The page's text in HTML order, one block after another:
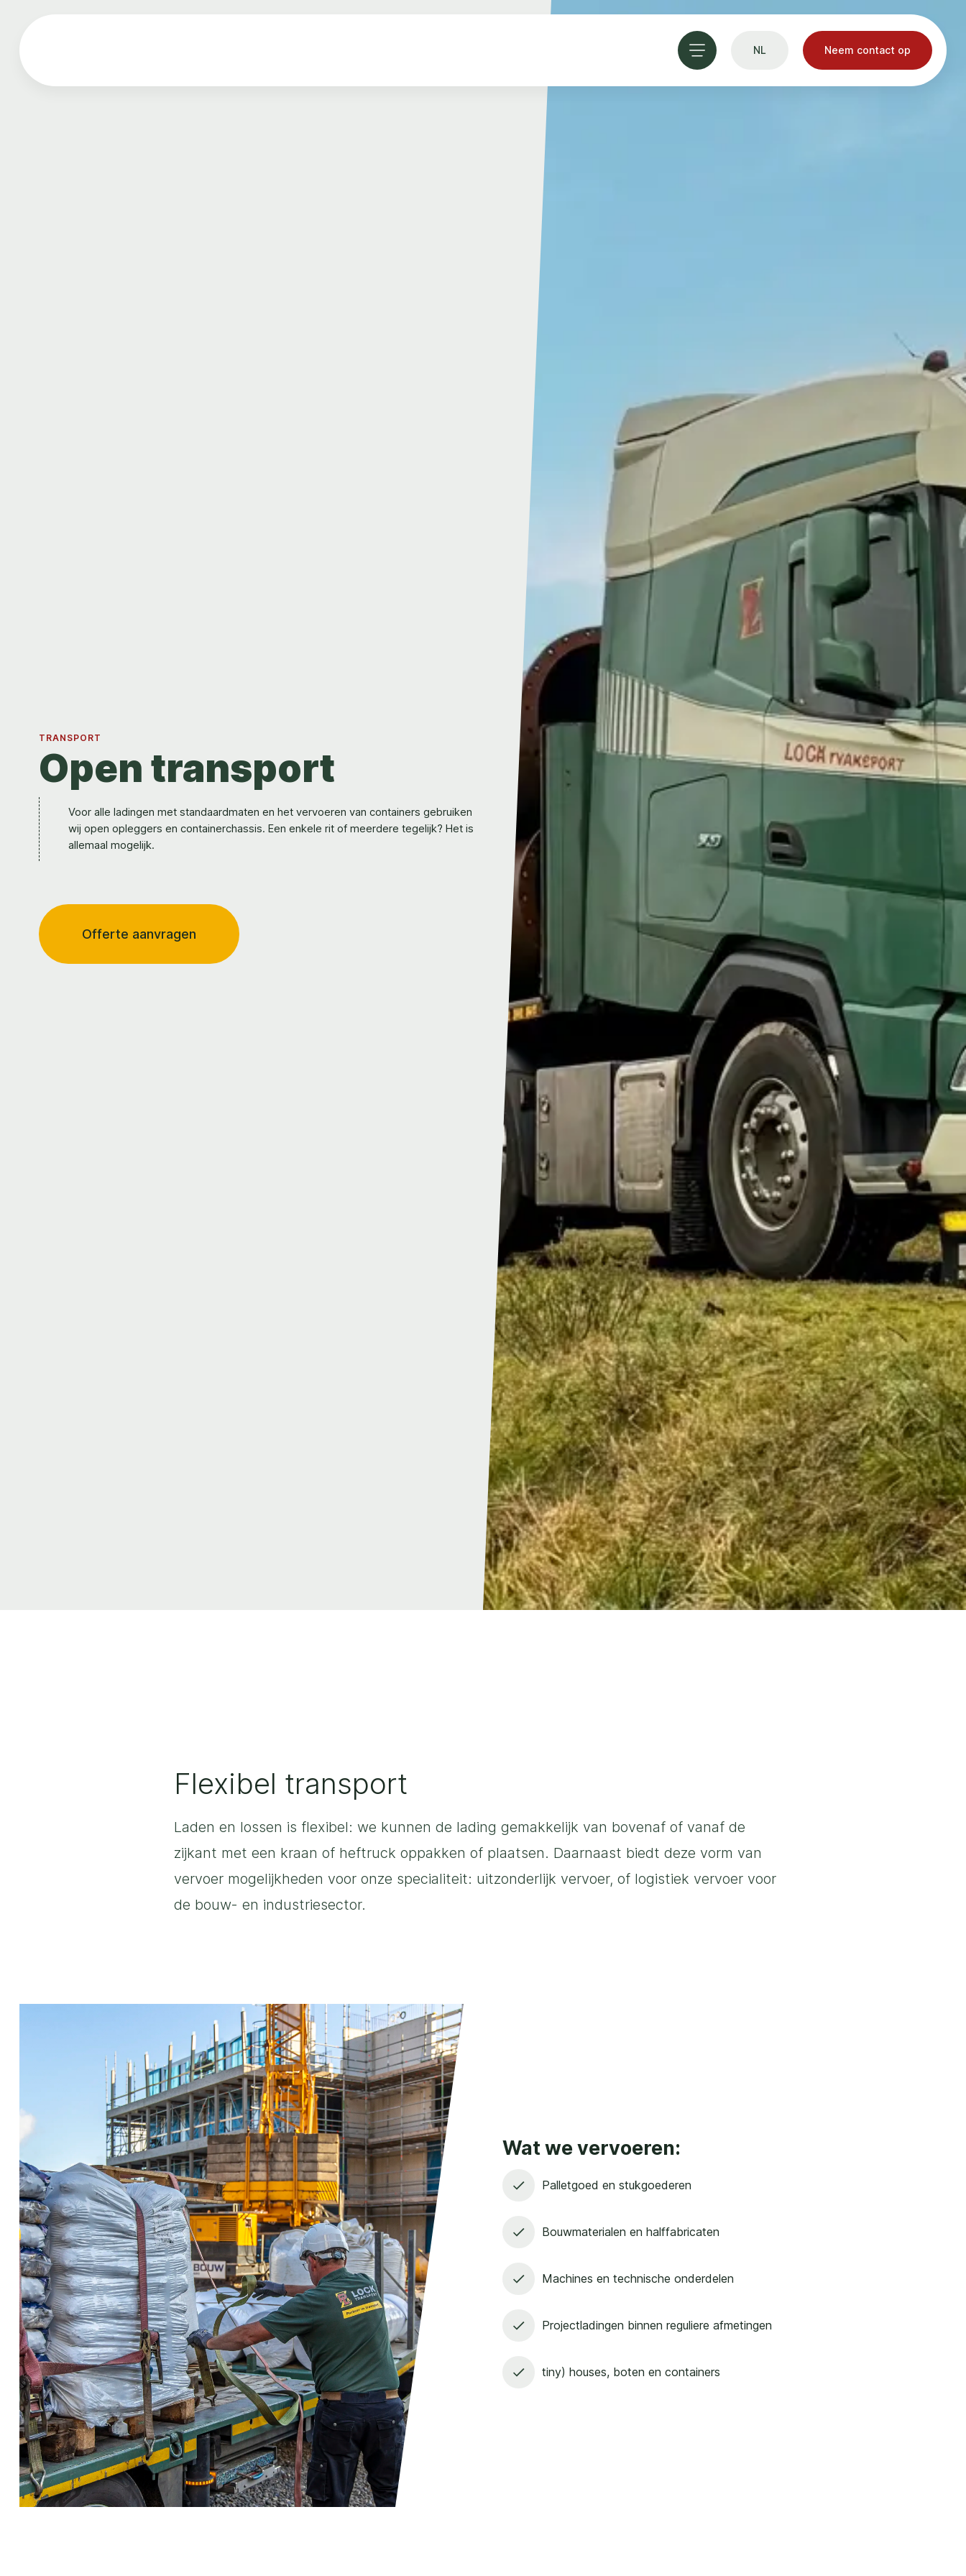
NL Neem contact op
TRANSPORT
Open transport
Voor alle ladingen met standaardmaten en het vervoeren van containers gebruiken
wij open opleggers en containerchassis. Een enkele rit of meerdere tegelijk? Het is
allemaal mogelijk.
Offerte aanvragen
Flexibel transport
Laden en lossen is flexibel: we kunnen de lading gemakkelijk van bovenaf of vanaf de
zijkant met een kraan of heftruck oppakken of plaatsen. Daarnaast biedt deze vorm van
vervoer mogelijkheden voor onze specialiteit: uitzonderlijk vervoer, of logistiek vervoer voor
de bouw- en industriesector.
Wat we vervoeren:
Palletgoed en stukgoederen
Bouwmaterialen en halffabricaten
Machines en technische onderdelen
Projectladingen binnen reguliere afmetingen
tiny) houses, boten en containers